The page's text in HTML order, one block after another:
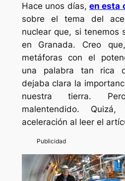
Hace unos días, en esta
sobre el tema del
nuclear que, si tenemos
en Granada. Creo
metáforas con el
una palabra tan rica
dejaba clara la
nuestra tierra.
malentendido.
aceleración al leer el